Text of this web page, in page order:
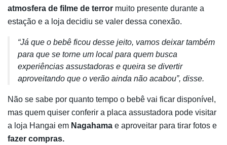
atmosfera de filme de terror muito presente durante a
estação e a loja decidiu se valer dessa conexão.
“Já que o bebê ficou desse jeito, vamos deixar também
para que se torne um local para quem busca
experiências assustadoras e queira se divertir
aproveitando que o verão ainda não acabou”, disse.
Não se sabe por quanto tempo o bebê vai ficar disponível,
mas quem quiser conferir a placa assustadora pode visitar
a loja Hangai em Nagahama e aproveitar para tirar fotos e
fazer compras.